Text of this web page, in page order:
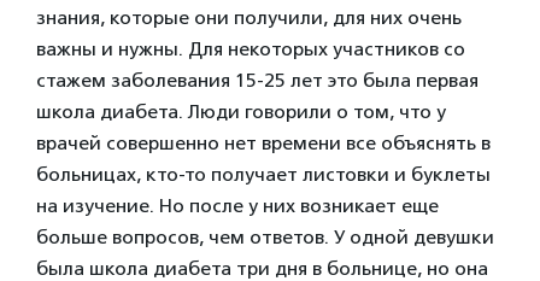
знания, которые они получили, для них очень
важны и нужны. Для некоторых участников со
стажем заболевания 15-25 лет это была первая
школа диабета. Люди говорили о том, что у
врачей совершенно нет времени все объяснять в
больницах, кто-то получает листовки и буклеты
на изучение. Но после у них возникает еще
больше вопросов, чем ответов. У одной девушки
была школа диабета три дня в больнице, но она